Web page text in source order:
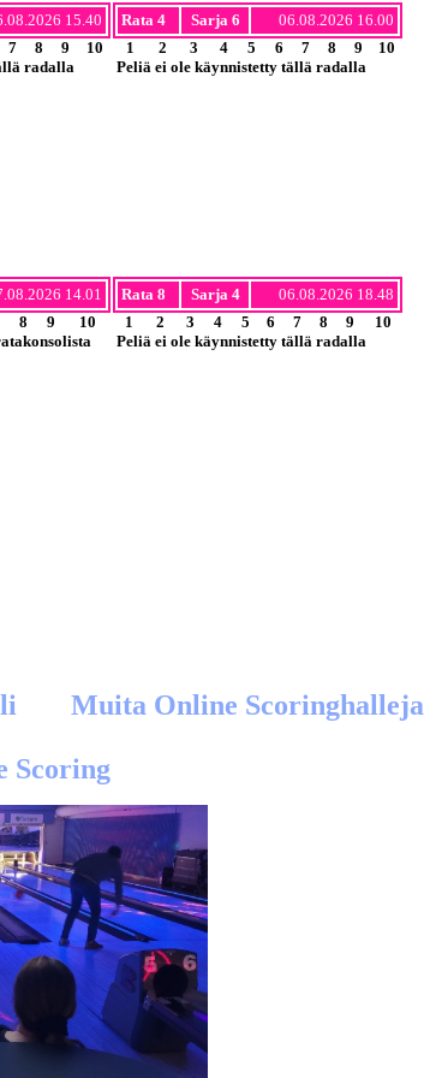
Muita Online Scoringhalleja
Scoring